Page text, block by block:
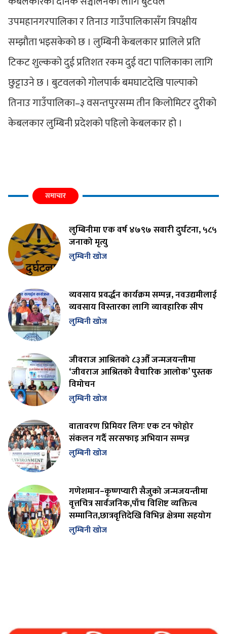
उपमहानगरपालिका र तिनाउ गाउँपालिकासँग त्रिपक्षीय
सम्झौता भइसकेको छ । लुम्बिनी केबलकार प्रालिले प्रति
टिकट शुल्कको दुई प्रतिशत रकम दुई वटा पालिकाका लागि
छुट्टाउने छ । बुटवलको गोलपार्क बमघाटदेखि पाल्पाको
तिनाउ गाउँपालिका–३ वसन्तपुरसम्म तीन किलोमिटर दुरीको
केबलकार लुम्बिनी प्रदेशको पहिलो केबलकार हो ।
समाचार
लुम्बिनीमा एक वर्ष ४७९७ सवारी दुर्घटना, ५८५
जनाको मृत्यु
लुम्बिनी खोज
व्यवसाय प्रवर्द्धन कार्यक्रम सम्पन्न, नवउद्यमीलाई
व्यवसाय विस्तारका लागि व्यावहारिक सीप
लुम्बिनी खोज
जीवराज आश्रितको ८३औँ जन्मजयन्तीमा
‘जीवराज आश्रितको वैचारिक आलोक’ पुस्तक
विमोचन
लुम्बिनी खोज
वातावरण प्रिमियर लिगः एक टन फोहोर
संकलन गर्दै सरसफाइ अभियान सम्पन्न
लुम्बिनी खोज
गणेशमान–कृष्णप्यारी सैजुको जन्मजयन्तीमा
वृत्तचित्र सार्वजनिक,पाँच विशिष्ट व्यक्तित्व
सम्मानित,छात्रवृत्तिदेखि विभिन्न क्षेत्रमा सहयोग
लुम्बिनी खोज